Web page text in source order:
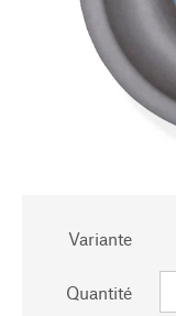
Variante
Quantité